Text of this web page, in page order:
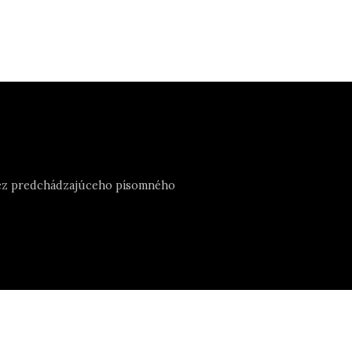
predchádzajúceho písomného